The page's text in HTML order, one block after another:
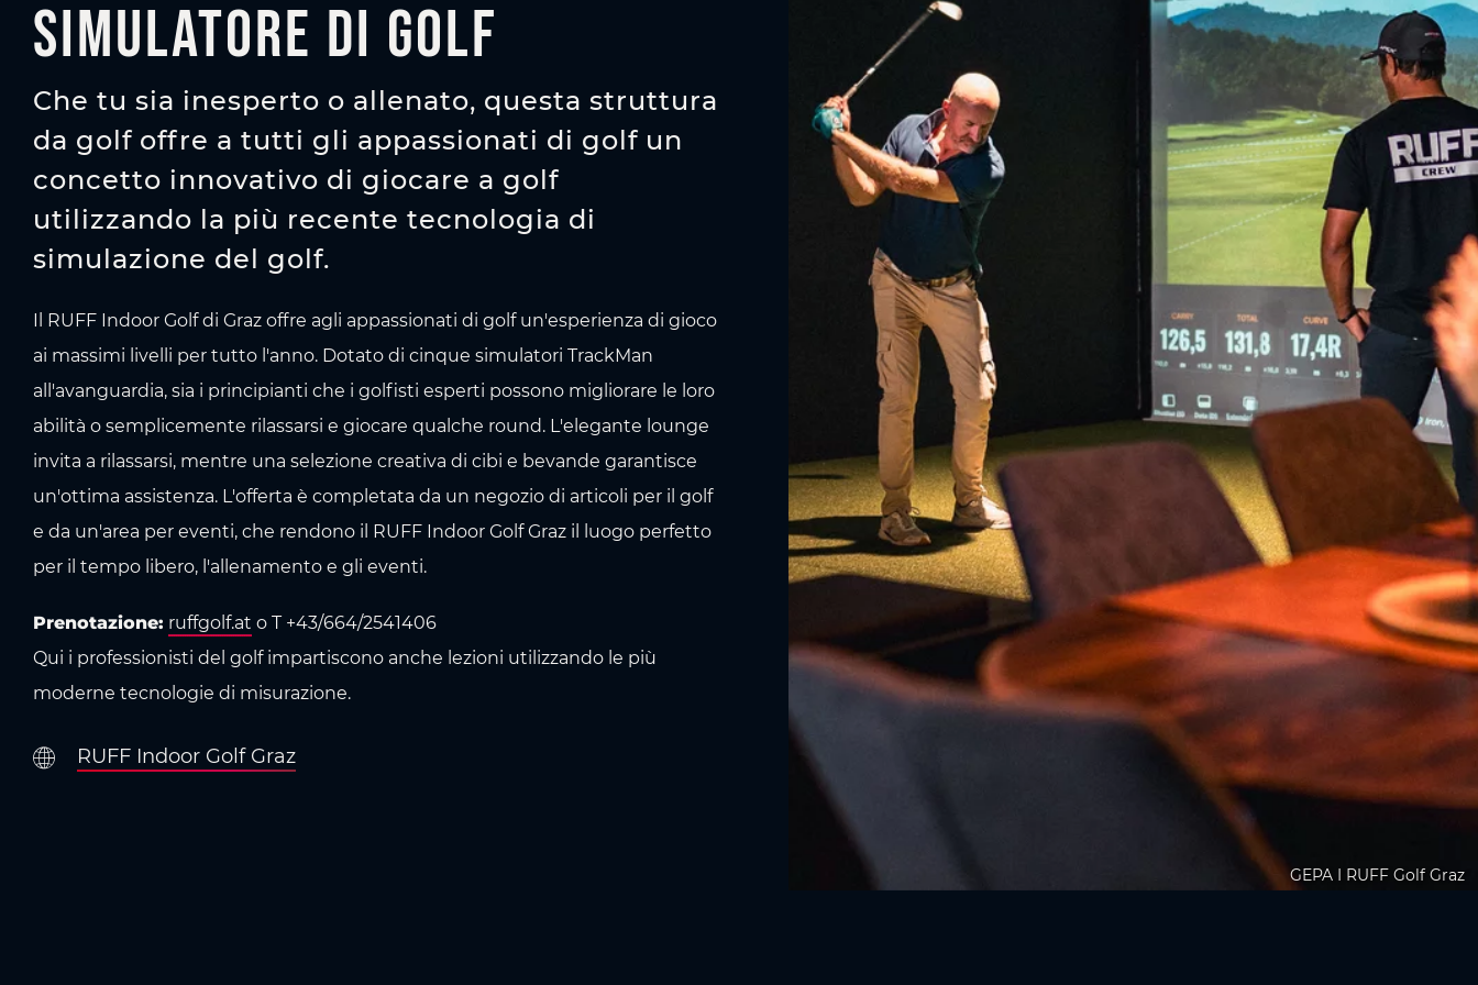
Simulatore di golf
Che tu sia inesperto o allenato, questa struttura
da golf offre a tutti gli appassionati di golf un
concetto innovativo di giocare a golf
utilizzando la più recente tecnologia di
simulazione del golf.
Il RUFF Indoor Golf di Graz offre agli appassionati di golf un'esperienza di gioco
ai massimi livelli per tutto l'anno. Dotato di cinque simulatori TrackMan
all'avanguardia, sia i principianti che i golfisti esperti possono migliorare le loro
abilità o semplicemente rilassarsi e giocare qualche round. L'elegante lounge
invita a rilassarsi, mentre una selezione creativa di cibi e bevande garantisce
un'ottima assistenza. L'offerta è completata da un negozio di articoli per il golf
e da un'area per eventi, che rendono il RUFF Indoor Golf Graz il luogo perfetto
per il tempo libero, l'allenamento e gli eventi.
Prenotazione: ruffgolf.at o T +43/664/2541406
Qui i professionisti del golf impartiscono anche lezioni utilizzando le più
moderne tecnologie di misurazione.
RUFF Indoor Golf Graz
GEPA I RUFF Golf Graz